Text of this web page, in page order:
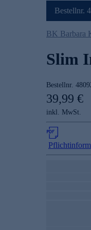
Bestellnr.
BK Barbara
Slim
Bestellnr.
39,99 €
inkl. MwSt.